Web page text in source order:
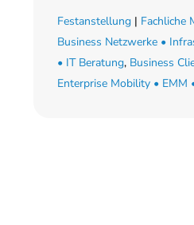
Festanstellung | Fachliche
Business Netzwerke •
• IT Beratung, Business
Enterprise Mobility • EMM